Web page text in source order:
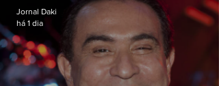
Jornal Daki
há 1 dia